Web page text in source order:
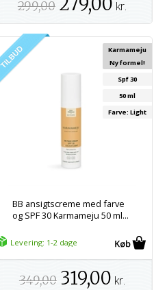
299,00 kr.
BB ansigtscreme med farve
og SPF 30 Karmameju 50 ml...
Karmameju
Ny formel!
Spf 30
50 ml
Farve: Light
Levering: 1-2 dage
349,00 319,00 kr.